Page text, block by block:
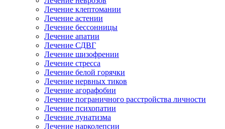
Лечение клептомании
Лечение астении
Лечение бессонницы
Лечение апатии
Лечение СДВГ
Лечение шизофрении
Лечение стресса
Лечение белой горячки
Лечение нервных тиков
Лечение агорафобии
Лечение пограничного расстройства личности
Лечение психопатии
Лечение лунатизма
Лечение нарколепсии